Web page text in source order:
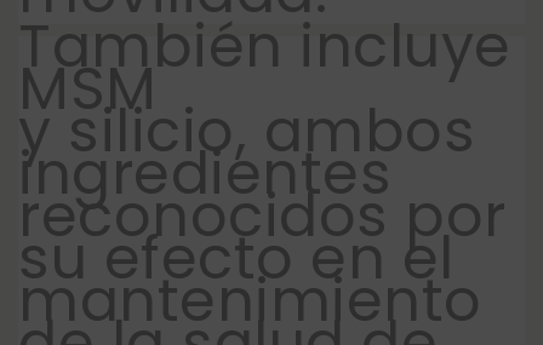
También incluye
MSM
y silicio, ambos
ingredientes
reconocidos por
su efecto en el
mantenimiento